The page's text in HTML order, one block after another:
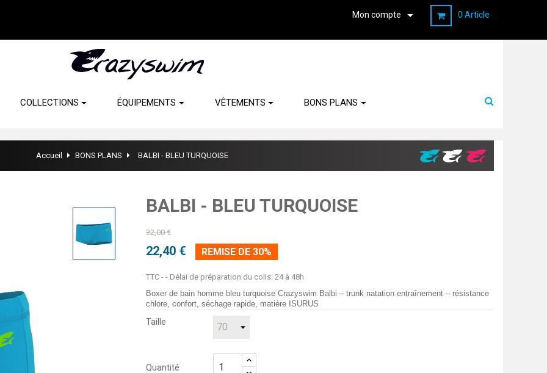
0 Article
Mon compte 
COLLECTIONS ÉQUIPEMENTS VÊTEMENTS BONS PLANS
Accueil BONS PLANS BALBI - BLEU TURQUOISE
BALBI - BLEU TURQUOISE
32,00 €
22,40 € REMISE DE 30%
TTC
- Délai de préparation du colis: 24 à 48h
Boxer de bain homme bleu turquoise Crazyswim Balbi – trunk natation entraînement – résistance
chlore, confort, séchage rapide, matière ISURUS
Taille
Quantité